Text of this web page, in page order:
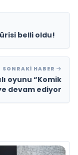
belli oldu!
SONRAKI HABER
oyunu “Komik
devam ediyor